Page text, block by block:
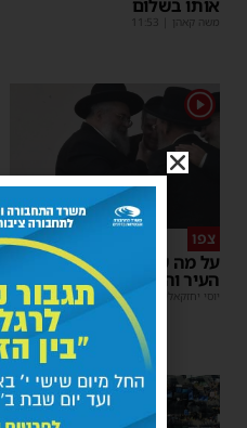
אותו בשלום
משה קאהן 11:53
1
צפו
על מה שוחחו מ"מ ראש
העיר והחיד"א אברג׳ל?
יוסי יחזקאלי 23:37